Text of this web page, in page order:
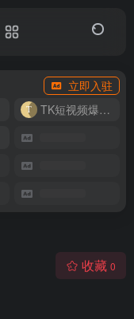
立即入驻
TK短视频爆款复刻
收藏 0